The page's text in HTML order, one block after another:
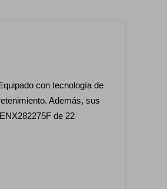
con tecnología de
Además, sus
de 22